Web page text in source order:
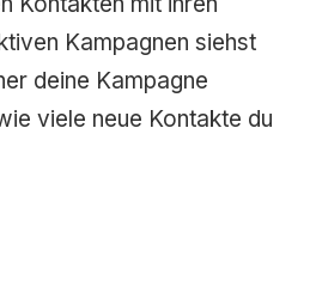
Kampagnen siehst
deine Kampagne
viele neue Kontakte du